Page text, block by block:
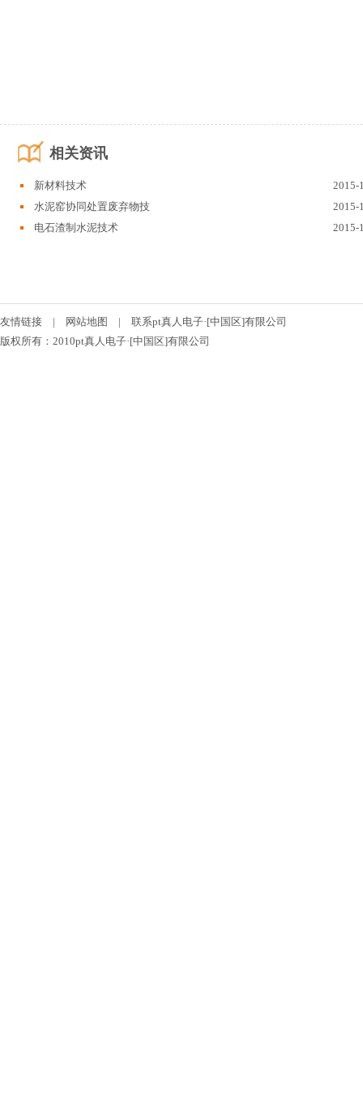
相关资讯
新材料技术
2015-
水泥窑协同处置废弃物技
2015-
电石渣制水泥技术
2015-
友情链接 | 网站地图 | 联系pt真人电子·[中国区]有限公司
版权所有：2010pt真人电子·[中国区]有限公司